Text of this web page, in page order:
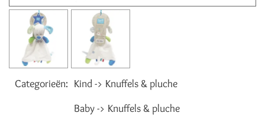
Categorieën: Kind -> Knuffels & pluche
Baby -> Knuffels & pluche